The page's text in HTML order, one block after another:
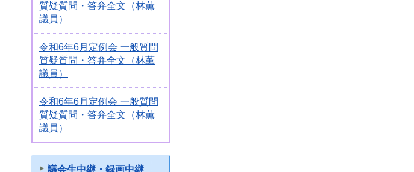
質疑質問・答弁全文（林薫
議員）
令和6年6月定例会 一般質問
質疑質問・答弁全文（林薫
議員）
令和6年6月定例会 一般質問
質疑質問・答弁全文（林薫
議員）
議会生中継・録画中継